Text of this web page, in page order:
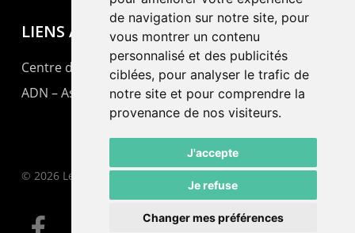
de navigation sur notre site, pour
vous montrer un contenu
personnalisé et des publicités
ciblées, pour analyser le trafic de
notre site et pour comprendre la
provenance de nos visiteurs.
J'accepte
Je refuse
Changer mes préférences
LIENS AMIS
Centre de culture ABC
ADN – Association Danse Neuchâtel
© 2026 Le Pommier.
facebook email